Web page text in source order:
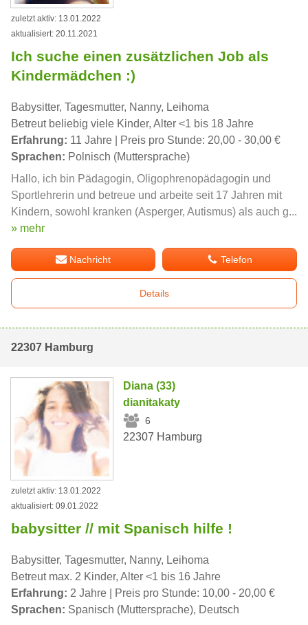
zuletzt aktiv: 13.01.2022
aktualisiert: 20.11.2021
Ich suche einen zusätzlichen Job als
Kindermädchen :)
Babysitter, Tagesmutter, Nanny, Leihoma
Betreut beliebig viele Kinder, Alter <1 bis 18 Jahre
Erfahrung: 11 Jahre | Preis pro Stunde: 20,00 - 30,00 €
Sprachen: Polnisch (Muttersprache)
Hallo, ich bin Pädagogin, Oligophrenopädagogin und
Sportlehrerin und betreue und arbeite seit 17 Jahren mit
Kindern, sowohl kranken (Asperger, Autismus) als auch g...
» mehr
Nachricht Telefon
Details
22307 Hamburg
Diana (33)
dianitakaty
6
22307 Hamburg
zuletzt aktiv: 13.01.2022
aktualisiert: 09.01.2022
babysitter // mit Spanisch hilfe !
Babysitter, Tagesmutter, Nanny, Leihoma
Betreut max. 2 Kinder, Alter <1 bis 16 Jahre
Erfahrung: 2 Jahre | Preis pro Stunde: 10,00 - 20,00 €
Sprachen: Spanisch (Muttersprache), Deutsch